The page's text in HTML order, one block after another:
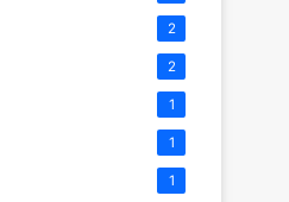
2
2
1
1
1